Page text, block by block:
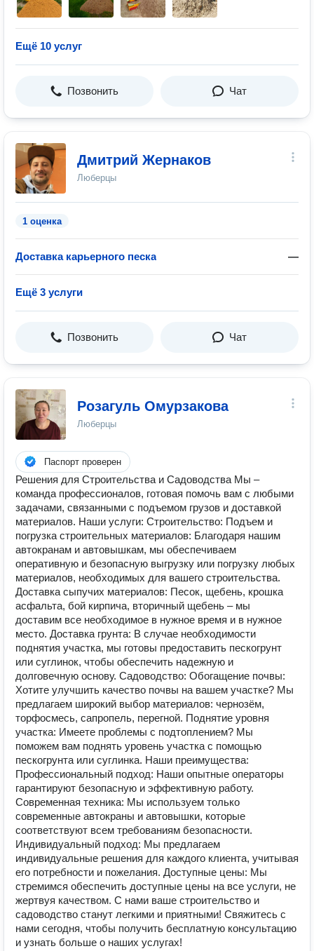
Ещё 10 услуг
Позвонить Чат
Дмитрий Жернаков
Люберцы
1 оценка
Доставка карьерного песка —
Ещё 3 услуги
Позвонить Чат
Розагуль Омурзакова
Люберцы
Паспорт проверен
Решения для Строительства и Садоводства Мы –
команда профессионалов, готовая помочь вам с любыми
задачами, связанными с подъемом грузов и доставкой
материалов. Наши услуги: Строительство: Подъем и
погрузка строительных материалов: Благодаря нашим
автокранам и автовышкам, мы обеспечиваем
оперативную и безопасную выгрузку или погрузку любых
материалов, необходимых для вашего строительства.
Доставка сыпучих материалов: Песок, щебень, крошка
асфальта, бой кирпича, вторичный щебень – мы
доставим все необходимое в нужное время и в нужное
место. Доставка грунта: В случае необходимости
поднятия участка, мы готовы предоставить пескогрунт
или суглинок, чтобы обеспечить надежную и
долговечную основу. Садоводство: Обогащение почвы:
Хотите улучшить качество почвы на вашем участке? Мы
предлагаем широкий выбор материалов: чернозём,
торфосмесь, сапропель, перегной. Поднятие уровня
участка: Имеете проблемы с подтоплением? Мы
поможем вам поднять уровень участка с помощью
пескогрунта или суглинка. Наши преимущества:
Профессиональный подход: Наши опытные операторы
гарантируют безопасную и эффективную работу.
Современная техника: Мы используем только
современные автокраны и автовышки, которые
соответствуют всем требованиям безопасности.
Индивидуальный подход: Мы предлагаем
индивидуальные решения для каждого клиента, учитывая
его потребности и пожелания. Доступные цены: Мы
стремимся обеспечить доступные цены на все услуги, не
жертвуя качеством. С нами ваше строительство и
садоводство станут легкими и приятными! Свяжитесь с
нами сегодня, чтобы получить бесплатную консультацию
и узнать больше о наших услугах!